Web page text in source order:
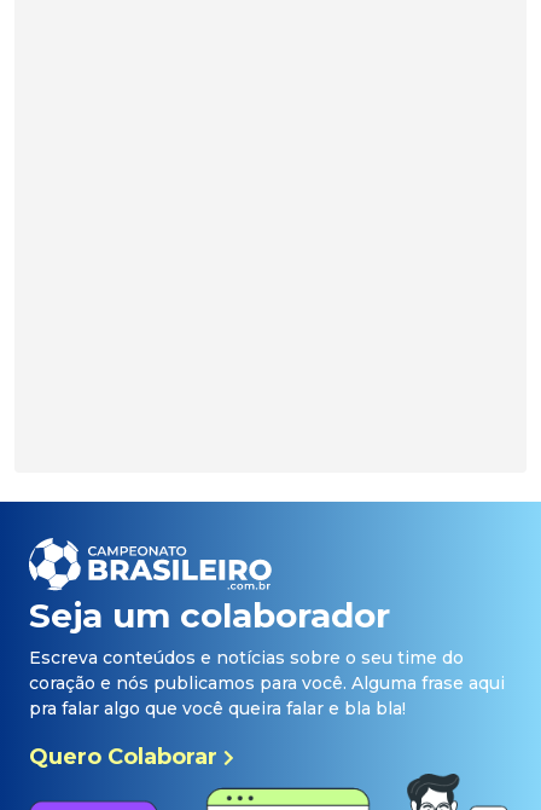
Seja um colaborador
Escreva conteúdos e notícias sobre o seu time do
coração e nós publicamos para você. Alguma frase aqui
pra falar algo que você queira falar e bla bla!
Quero Colaborar